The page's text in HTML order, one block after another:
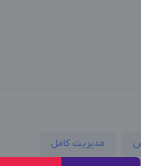
مدیریت کامل